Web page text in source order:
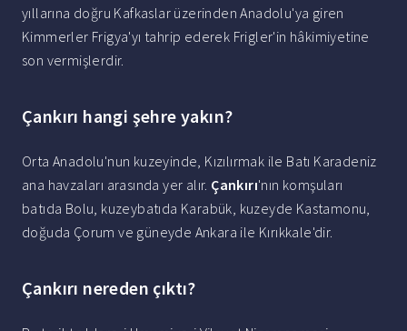
yıllarına doğru Kafkaslar üzerinden Anadolu'ya giren
Kimmerler Frigya'yı tahrip ederek Frigler'in hâkimiyetine
son vermişlerdir.
Çankırı hangi şehre yakın?
Orta Anadolu'nun kuzeyinde, Kızılırmak ile Batı Karadeniz
ana havzaları arasında yer alır. Çankırı'nın komşuları
batıda Bolu, kuzeybatıda Karabük, kuzeyde Kastamonu,
doğuda Çorum ve güneyde Ankara ile Kırıkkale'dir.
Çankırı nereden çıktı?